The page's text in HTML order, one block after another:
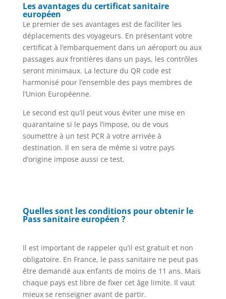
Les avantages du certificat sanitaire
européen
Le premier de ses avantages est de faciliter les
déplacements des voyageurs. En présentant votre
certificat à l’embarquement dans un aéroport ou aux
passages aux frontières dans un pays, les contrôles
seront minimaux. La lecture du QR code est
harmonisé pour l’ensemble des pays membres de
l’Union Européenne.
Le second est qu’il peut vous éviter une mise en
quarantaine si le pays l’impose, ou de vous
soumettre à un test PCR à votre arrivée à
destination. Il en sera de même si votre pays
d’origine impose aussi ce test.
Quelles sont les conditions pour obtenir le
Pass sanitaire européen ?
Il est important de rappeler qu’il est gratuit et non
obligatoire. En France, le pass sanitaire ne peut pas
être demandé aux enfants de moins de 11 ans. Mais
chaque pays est libre de fixer cet âge limite. Il vaut
mieux se renseigner avant de partir.